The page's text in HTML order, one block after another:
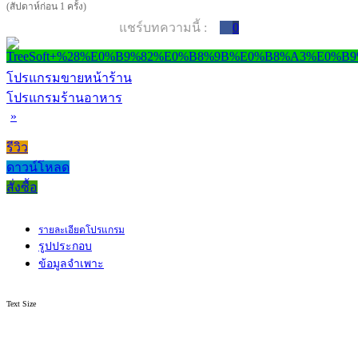
(สัปดาห์ก่อน 1 ครั้ง)
แชร์บทความนี้ : 0
โปรแกรมขายหน้าร้าน
โปรแกรมร้านอาหาร
»
รีวิว
ดาวน์โหลด
สั่งซื้อ
รายละเอียดโปรแกรม
รูปประกอบ
ข้อมูลจำเพาะ
Text Size